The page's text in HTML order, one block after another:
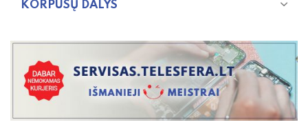
KORPUSŲ DALYS